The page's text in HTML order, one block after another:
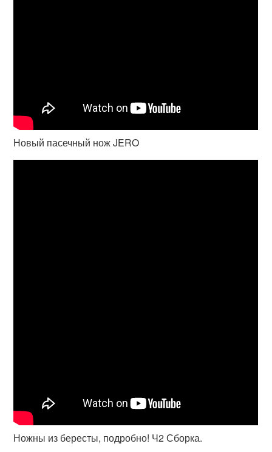
Новый пасечный нож JERO
Ножны из бересты, подробно! Ч2 Сборка.